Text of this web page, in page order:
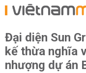
Đại diện Sun
kế thừa nghĩa
nhượng dự án